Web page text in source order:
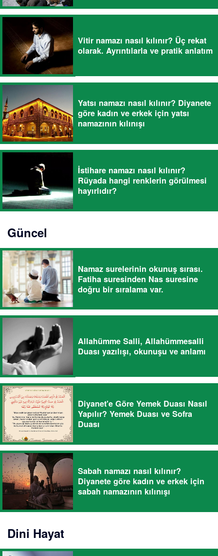
Vitir namazı nasıl kılınır? Üç rekat
olarak. Ayrıntılarla ve pratik anlatım
Yatsı namazı nasıl kılınır? Diyanete
göre kadın ve erkek için yatsı
namazının kılınışı
İstihare namazı nasıl kılınır?
Rüyada hangi renklerin görülmesi
hayırlıdır?
Güncel
Namaz surelerinin okunuş sırası.
Fatiha suresinden Nas suresine
doğru bir sıralama var.
Allahümme Salli, Allahümmesalli
Duası yazılışı, okunuşu ve anlamı
Diyanet'e Göre Yemek Duası Nasıl
Yapılır? Yemek Duası ve Sofra
Duası
Sabah namazı nasıl kılınır?
Diyanete göre kadın ve erkek için
sabah namazının kılınışı
Dini Hayat